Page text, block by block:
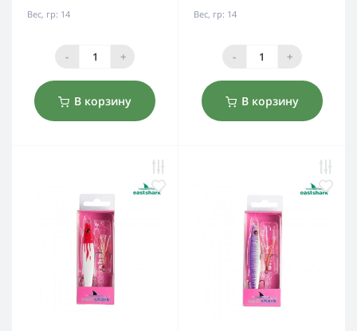
Вес, гр: 14
- +
В корзину
Вес, гр: 14
- +
В корзину